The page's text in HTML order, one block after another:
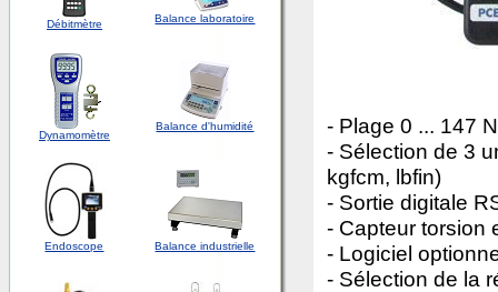
Débitmètre Balance laboratoire
Dynamomètre
Balance d'humidité
Endoscope Balance industrielle
- Plage 0 ... 147
- Sélection de 3
kgfcm, lbfin)
- Sortie digitale
- Capteur torsion
- Logiciel
- Sélection de la